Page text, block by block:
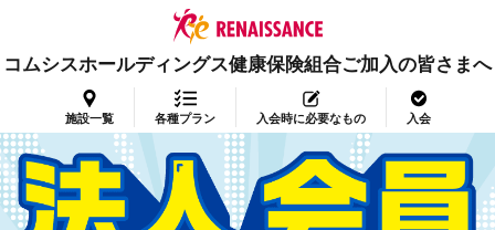
コムシスホールディングス健康保険組合ご加入の皆さまへ
施設一覧 各種プラン 入会時に必要なもの 入会